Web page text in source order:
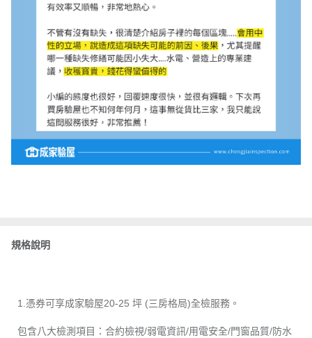
規格說明
1.憑券可享成家驗屋20-25 坪 (三房格局)全檢服務。
包含八大檢測項目：合約檢視/弱電資訊/用電安全/門窗品質/防水